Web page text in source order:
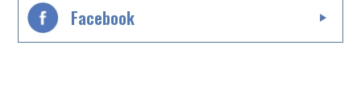
Facebook